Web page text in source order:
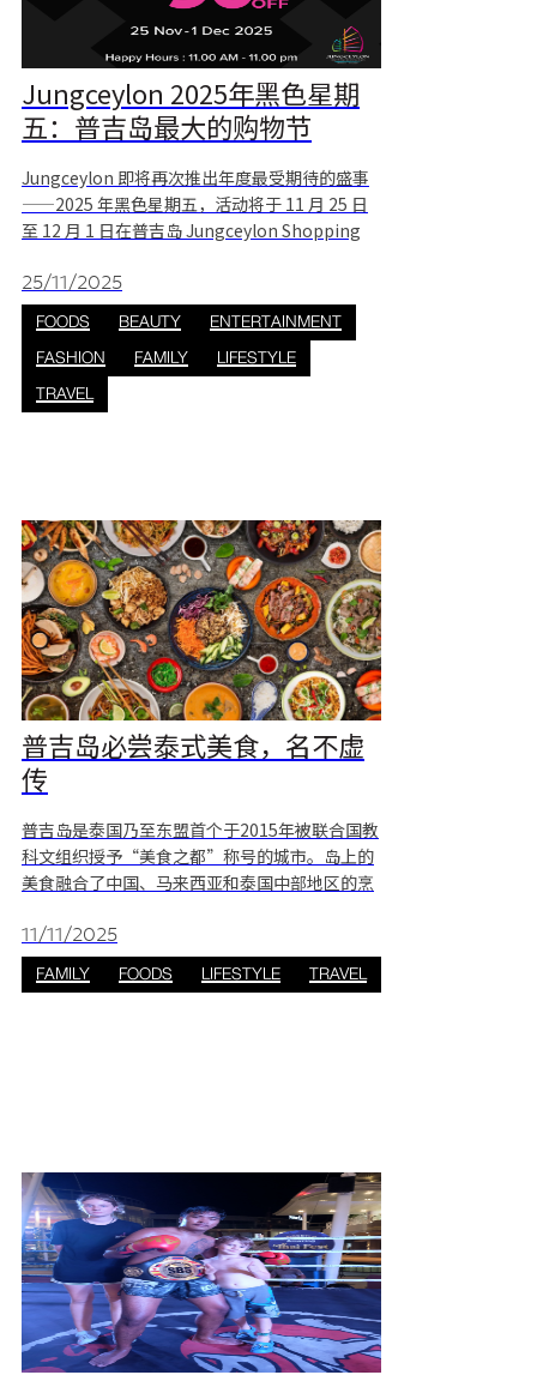
Jungceylon 2025年黑色星期
五：普吉岛最大的购物节
Jungceylon 即将再次推出年度最受期待的盛事
——2025 年黑色星期五，活动将于 11 月 25 日
至 12 月 1 日在普吉岛 Jungceylon Shopping
达 90% 的折扣，涵盖时尚、美妆、纪念品、IT
和生活方式等众多知名品牌。本次活动以“折
扣、乐趣、惊喜不断”为主题，旨在营造充满活
力、优惠多多、奖励丰厚、娱乐活动丰富的购物
氛围。 大品牌，大优惠 在购物中心内，您可以以
超值
25/11/2025
FOODS BEAUTY
ENTERTAINMENT
FASHION
FAMILY
LIFESTYLE
TRAVEL
普吉岛必尝泰式美食，名不虚
传
普吉岛是泰国乃至东盟首个于2015年被联合国教
科文组织授予“美食之都”称号的城市。岛上的
美食融合了中国、马来西亚和泰国中部地区的烹
丰富的海鲜资源让每一餐都与大海紧密相连。对
于游客而言，Jungceylon 是品尝当地美食的理
想起点——这里遍布美食街和餐厅，将传统佳肴
11/11/2025
FAMILY FOODS LIFESTYLE TRAVEL